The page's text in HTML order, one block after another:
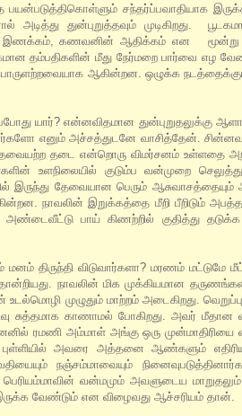
சந்தர்ப்பவாதியாக
துன்புறுத்தவும் முடிகிறது.
இணக்கம், கணவனின் ஆதிக்கம் என மூன்று
தம்பதிகளின் மீது நேர்மறை பார்வை எழ
ஆகின்றன. ஒழுக்க
யார்? என்னவிதமான துன்புறுதலுக்கு
எனும் அச்சத்துடனே வாசித்தேன்.
தடை என்றொரு விமர்சனம் உள்ளதை
உளநிலையில் குடும்ப வன்முறை
இருந்து தேவையான பெரும்
நாவலின் இறுக்கத்தை மீறி பீறிடும்
அண்டைவீட்டு பாய் கிணற்றில் குதித்து
திருந்தி விடுவார்களா? மரணம் மட்டுமே
நாவலின் மிக முக்கியமான
முழுதும் மாற்றம் அடைகிறது.
சுத்தமாக காணாமல் போகிறது. அவர்
ரமணி அம்மாள் அங்கு ஒரு முன்மாதிரியை
அவரை அத்தனை ஆண்களும்
நஞ்சம்மாவையும்
பெரியம்மாவின் வன்மமும் அவளுடைய
வேண்டும் என விழைவது ஆச்சரியம் தான்.